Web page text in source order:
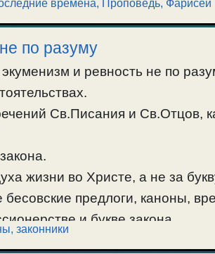
времена, Проповедь, Фарисеи
по разуму
и ревность не по
Св.Писания и Св.Отцов,
жизни во Христе, а не за
бесовские предлоги, каноны,
и букве закона
законники